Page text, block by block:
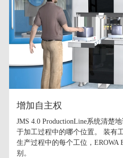
增加自主权
JMS 4.0 ProductionLine系统清楚
于加工过程中的哪个位置。 装有
生产过程中的每个工位，
别。